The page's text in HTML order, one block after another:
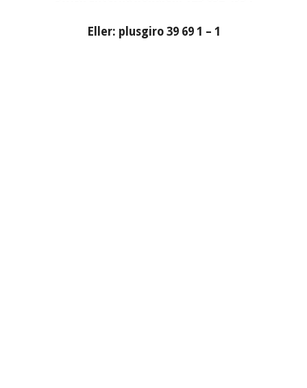
Eller: plusgiro 39 69 1 – 1